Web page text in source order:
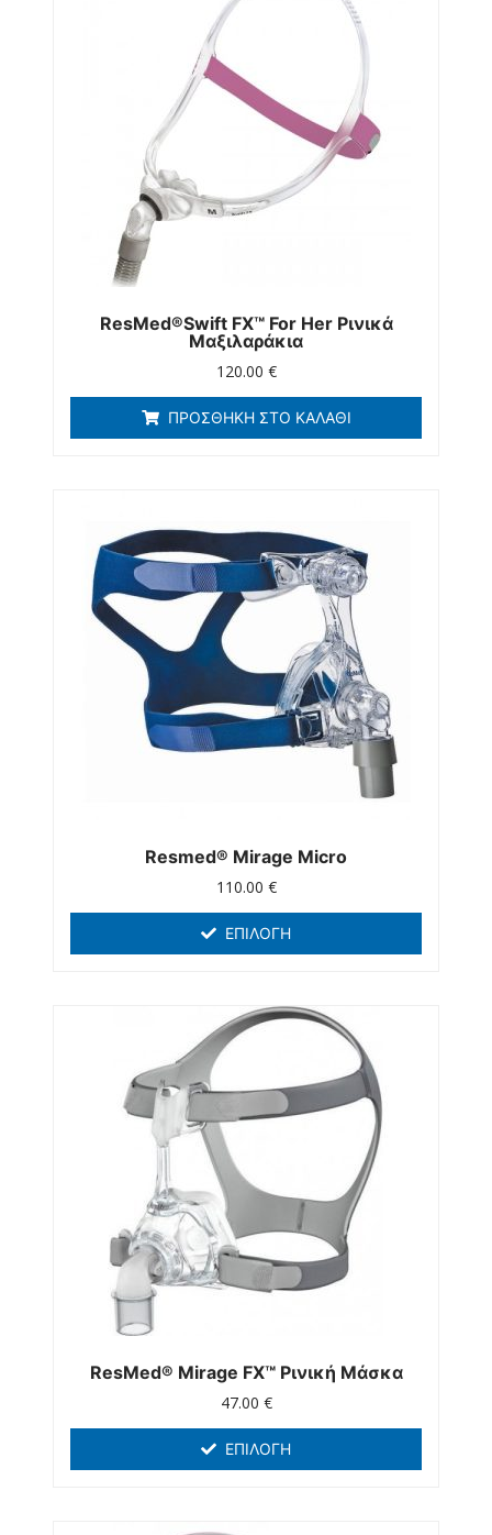
ResMed®Swift FX™ For Her Ρινικά
Μαξιλαράκια
120.00 €
ΠΡΟΣΘΉΚΗ ΣΤΟ ΚΑΛΆΘΙ
Resmed® Mirage Micro
110.00 €
ΕΠΙΛΟΓΉ
ResMed® Mirage FX™ Ρινική Μάσκα
47.00 €
ΕΠΙΛΟΓΉ